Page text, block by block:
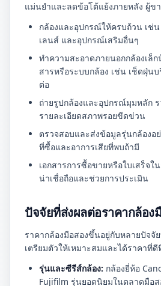
แม่นยำและลดข้อโต้แย้งภายหลัง ผู้ข
กล้องและอุปกรณ์ให้ครบถ้วน เช่
เลนส์ และอุปกรณ์เสริมอื่นๆ
ทำความสะอาดภายนอกกล้องเล็
สารหรือระบบกล้อง เช่น เช็ดฝุ่น
ต่อ
ถ่ายรูปกล้องและอุปกรณ์มุมหลัก
รายละเอียดสภาพรอยขีดข่วน
ตรวจสอบและส่งข้อมูลรุ่นกล้องอ
ที่ซื้อและอาการเสียที่พบถ้ามี
เอกสารการซื้อขายหรือใบเสร็จใ
น่าเชื่อถือและช่วยการประเมิน
ปัจจัยที่ส่งผลต่อราคากล้อง
ราคากล้องมือสองขึ้นอยู่กับหลายปัจจั
เตรียมตัวให้เหมาะสมและได้ราคาที่ดี
รุ่นและซีรีส์กล้อง: กล้องยี่ห้อ
Fujifilm รุ่นยอดนิยมในตลาดมือส